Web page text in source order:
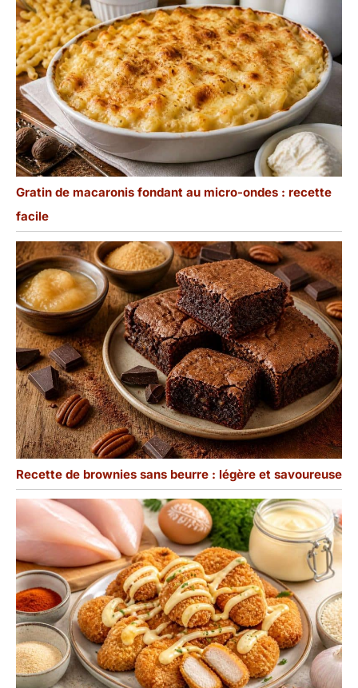
Gratin de macaronis fondant au micro-ondes : recette
facile
Recette de brownies sans beurre : légère et savoureuse